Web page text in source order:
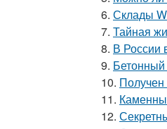
6. Склады
7. Тайная
8. В России
9. Бетонный
10.
11.
12.